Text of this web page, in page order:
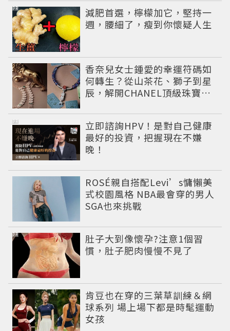
減肥首選，檸檬加它，堅持一
週，腰細了，瘦到你懷疑人生
PR
香奈兒女士鍾愛的幸運符碼如
何轉生？從山茶花、獅子到星
辰，解開CHANEL頂級珠寶
仰美學
立即諮詢HPV！是對自己健康
最好的投資，把握現在不嫌
晚！
PR
ROSÉ親自搭配Levi’s慵懶美
式校園風格 NBA最會穿的男人
SGA也來挑戰
肚子大到像懷孕?注意1個習
慣，肚子肥肉慢慢不見了
PR
肯豆也在穿的三葉草訓練＆網
球系列 場上場下都是時髦運動
女孩